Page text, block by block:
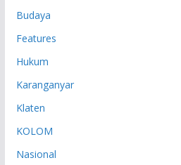
Budaya
Features
Hukum
Karanganyar
Klaten
KOLOM
Nasional